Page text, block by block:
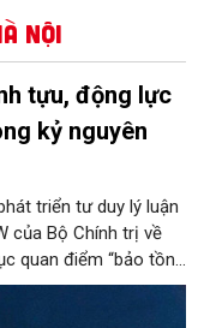
Nội
tựu, động lực
kỷ nguyên
triển tư duy lý luận
của Bộ Chính trị về
quan điểm “bảo tồn
với phát triển kinh tế -
tầm cao mới: “phát